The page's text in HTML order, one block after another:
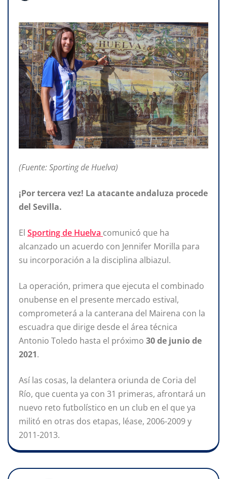
(Fuente: Sporting de Huelva)
¡Por tercera vez! La atacante andaluza procede
del Sevilla.
El Sporting de Huelva comunicó que ha
alcanzado un acuerdo con Jennifer Morilla para
su incorporación a la disciplina albiazul.
La operación, primera que ejecuta el combinado
onubense en el presente mercado estival,
comprometerá a la canterana del Mairena con la
escuadra que dirige desde el área técnica
Antonio Toledo hasta el próximo 30 de junio de
2021.
Así las cosas, la delantera oriunda de Coria del
Río, que cuenta ya con 31 primeras, afrontará un
nuevo reto futbolístico en un club en el que ya
militó en otras dos etapas, léase, 2006-2009 y
2011-2013.